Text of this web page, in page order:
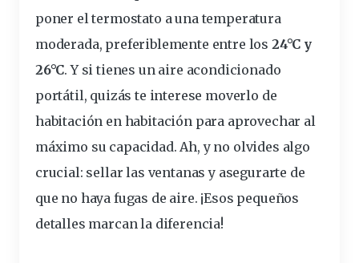
poner el termostato a una temperatura
moderada, preferiblemente entre los 24°C y
26°C. Y si tienes un aire acondicionado
portátil, quizás te interese moverlo de
habitación en habitación para aprovechar al
máximo su capacidad. Ah, y no olvides algo
crucial: sellar las ventanas y asegurarte de
que no haya fugas de aire. ¡Esos pequeños
detalles marcan la diferencia!